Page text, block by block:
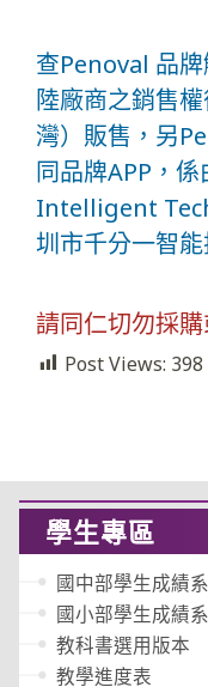
查Penoval 品
陸廠商之銷售
灣）販售，另
同品牌APP，
Intelligent
圳市千分一智
請同仁切勿採
Post Views: 398
學生專區
國中部學生成績
國小部學生成績
教科書選用版本
教學進度表